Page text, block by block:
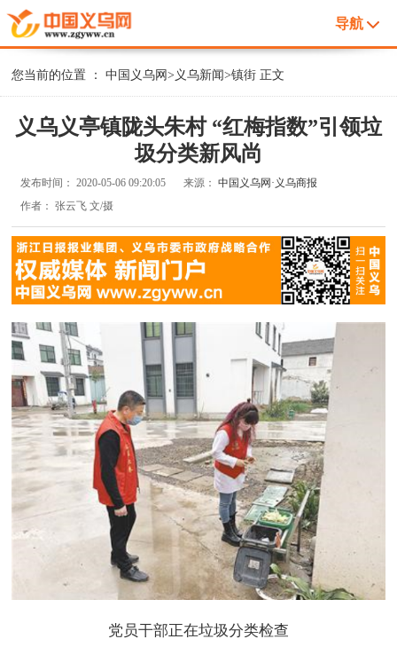
导航
您当前的位置 ：中国义乌网> 义乌新闻>镇街 正文
义乌义亭镇陇头朱村 “红梅指数”引领垃
圾分类新风尚
发布时间：2020-05-06 09:20:05 来源：中国义乌网·义乌商报
作者：张云飞 文/摄
党员干部正在垃圾分类检查